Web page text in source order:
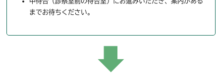
までお待ちください。